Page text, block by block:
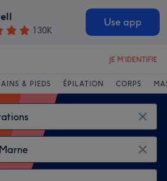
130K
Use app
JE M'IDENTIFIE
& PIEDS ÉPILATION CORPS